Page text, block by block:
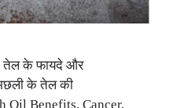
तेल के फायदे और
के तेल की
Oil Benefits, Cancer,